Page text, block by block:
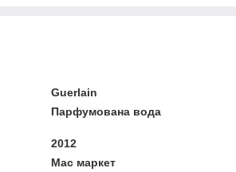
Guerlain
Парфумована вода
2012
Мас маркет